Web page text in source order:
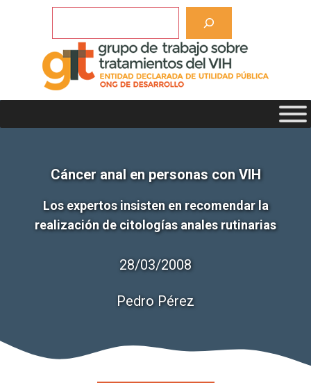
Cáncer anal en personas con VIH
Los expertos insisten en recomendar la
realización de citologías anales rutinarias
28/03/2008
Pedro Pérez